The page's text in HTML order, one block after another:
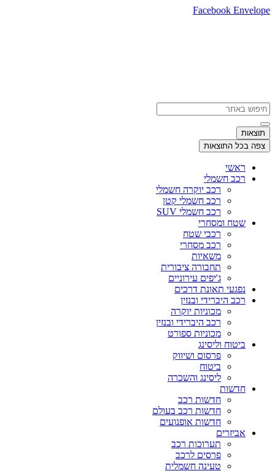
Facebook
תוצאות
צפה בכל התוצאות
ראשי
רכב חשמלי
רכב יוקרה חשמלי
רכב חשמלי קטן
רכב חשמלי SUV
שטח ומסחרי
רכבי שטח
רכב מסחרי
משאיות
תחבורה ציבורית
ג'יפים עירוניים
נפגעי תאונת דרכים
רכב היברידי ובנזין
מכוניות יוקרה
רכב היברידי ובנזין
מכוניות ספורט
ביטוח וליסינג
פרסום ושיווק
ביטוח
ליסינג והשכרה
חדשות
חדשות רכב
חדשות רכב בעולם
חדשות אופנועים
אביזרים
תערוכות רכב
פרסים לרכב
טעינה חשמלית